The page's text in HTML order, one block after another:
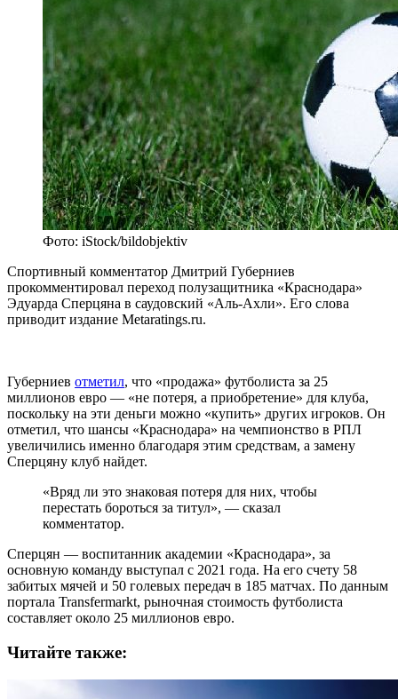
Фото: iStock/bildobjektiv
Спортивный комментатор Дмитрий Губерниев
прокомментировал переход полузащитника «Краснодара»
Эдуарда Сперцяна в саудовский «Аль-Ахли». Его слова
приводит издание Metaratings.ru.
Губерниев отметил, что «продажа» футболиста за 25
миллионов евро — «не потеря, а приобретение» для клуба,
поскольку на эти деньги можно «купить» других игроков. Он
отметил, что шансы «Краснодара» на чемпионство в РПЛ
увеличились именно благодаря этим средствам, а замену
Сперцяну клуб найдет.
«Вряд ли это знаковая потеря для них, чтобы
перестать бороться за титул», — сказал
комментатор.
Сперцян — воспитанник академии «Краснодара», за
основную команду выступал с 2021 года. На его счету 58
забитых мячей и 50 голевых передач в 185 матчах. По данным
портала Transfermarkt, рыночная стоимость футболиста
составляет около 25 миллионов евро.
Читайте также: